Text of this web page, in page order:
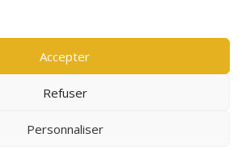
Accepter
Refuser
Personnaliser